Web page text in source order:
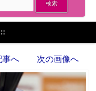
事へ 次の画像へ